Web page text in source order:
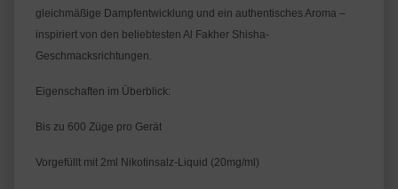
gleichmäßige Dampfentwicklung und ein authentisches Aroma –
inspiriert von den beliebtesten Al Fakher Shisha-
Geschmacksrichtungen.
Eigenschaften im Überblick:
Bis zu 600 Züge pro Gerät
Vorgefüllt mit 2ml Nikotinsalz-Liquid (20mg/ml)